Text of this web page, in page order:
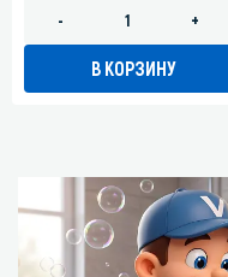
- +
В КОРЗИНУ